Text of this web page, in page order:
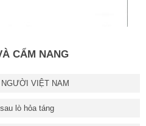
CẨM NANG
NGƯỜI VIỆT NAM
lò hỏa táng